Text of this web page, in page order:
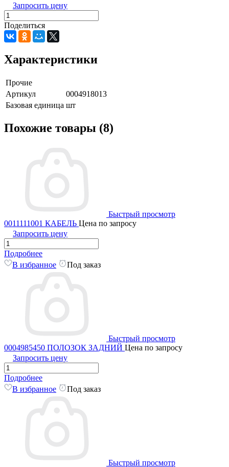
Запросить цену
Поделиться
Характеристики
Прочие
Артикул
0004918013
Базовая единица шт
Похожие товары (8)
Быстрый просмотр
0011111001 КАБЕЛЬ Цена по запросу
Запросить цену
Подробнее
В избранное
Под заказ
Быстрый просмотр
0004985450 ПОЛОЗОК ЗАДНИЙ Цена по запросу
Запросить цену
Подробнее
В избранное
Под заказ
Быстрый просмотр